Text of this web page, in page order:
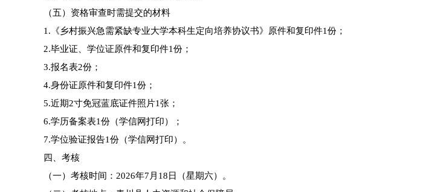
（五）资格审查时需提交的材料
1.《乡村振兴急需紧缺专业大学本科生定向培养协议书》原件和复印件1份；
2.毕业证、学位证原件和复印件1份；
3.报名表2份；
4.身份证原件和复印件1份；
5.近期2寸免冠蓝底证件照片1张；
6.学历备案表1份（学信网打印）；
7.学位验证报告1份（学信网打印）。
四、考核
（一）考核时间：2026年7月18日（星期六）。